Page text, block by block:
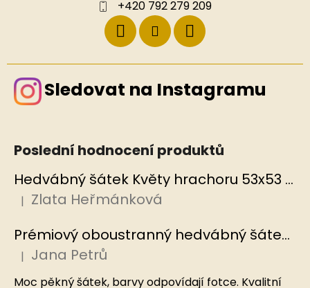
+420 792 279 209
Sledovat na Instagramu
Poslední hodnocení produktů
Hedvábný šátek Květy hrachoru 53x53 cm v dárkovém balení, HEDVÁBNÝ SVĚT
Hodnocení produktu je 5 z 5 hvězdiček.
| Zlata Heřmánková
Prémiový oboustranný hedvábný šátek Mořský korál, MB
Hodnocení produktu je 5 z 5 hvězdiček.
| Jana Petrů
Moc pěkný šátek, barvy odpovídají fotce. Kvalitní